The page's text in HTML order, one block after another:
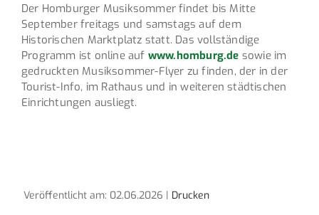
Der Homburger Musiksommer findet bis Mitte
September freitags und samstags auf dem
Historischen Marktplatz statt. Das vollständige
Programm ist online auf www.homburg.de sowie im
gedruckten Musiksommer-Flyer zu finden, der in der
Tourist-Info, im Rathaus und in weiteren städtischen
Einrichtungen ausliegt.
Veröffentlicht am: 02.06.2026 | Drucken